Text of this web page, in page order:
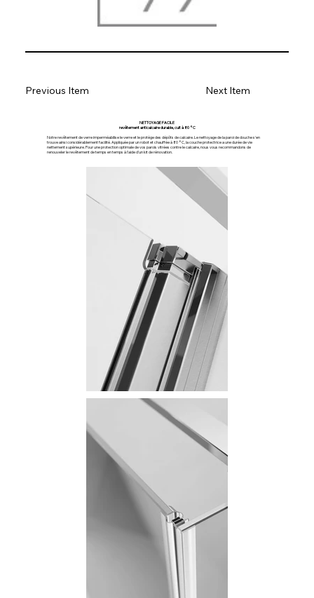
Next Item
Previous Item
NETTOYAGE FACILE
revêtement anticalcaire durable, cuit à 80 °C
Notre revêtement de verre imperméabilise le verre et le protège des dépôts de calcaire. Le nettoyage de la paroi de douche s'en
trouve ainsi considérablement facilité. Appliquée par un robot et chauffée à 80 °C, la couche protectrice a une durée de vie
nettement supérieure. Pour une protection optimale de vos parois vitrées contre le calcaire, nous vous recommandons de
renouveler le revêtement de temps en temps à l'aide d'un kit de rénovation.